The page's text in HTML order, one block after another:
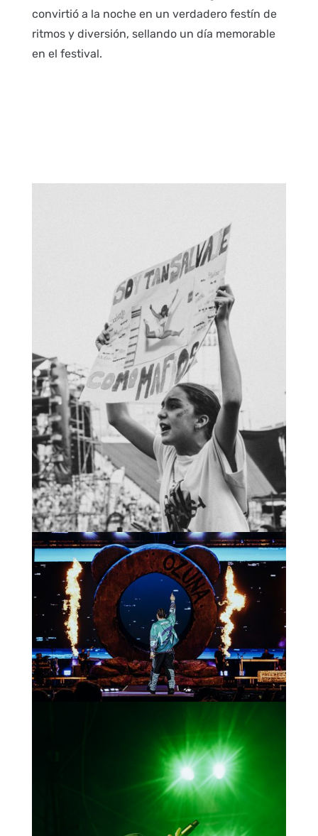
convirtió a la noche en un verdadero festín de
ritmos y diversión, sellando un día memorable
en el festival.